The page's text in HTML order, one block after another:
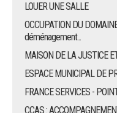
LOUER UNE SALLE
OCCUPATION DU
déménagement...
MAISON DE LA JUSTICE
ESPACE MUNICIPAL DE
FRANCE SERVICES -
CCAS :